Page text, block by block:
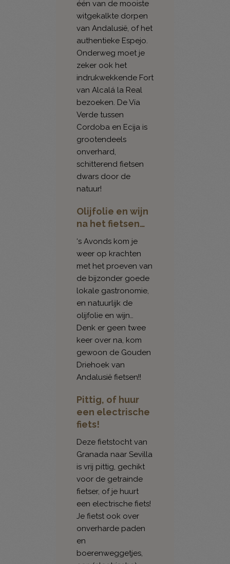
één van de mooiste
witgekalkte dorpen
van Andalusië, of het
authentieke Espejo.
Onderweg moet je
zeker ook het
indrukwekkende Fort
van Alcalá la Real
bezoeken. De Vía
Verde tussen
Cordoba en Ecija is
grootendeels
onverhard,
schitterend fietsen
dwars door de
natuur!
Olijfolie en wijn
na het fietsen…
‘s Avonds kom je
weer op krachten
met het proeven van
de bijzonder goede
lokale gastronomie,
en natuurlijk de
olijfolie en wijn…
Denk er geen twee
keer over na, kom
gewoon de Gouden
Driehoek van
Andalusië fietsen!!
Pittig, of huur
een electrische
fiets!
Deze fietstocht van
Granada naar Sevilla
is vrij pittig, gechikt
voor de getrainde
fietser, of je huurt
een electrische fiets!
Je fietst ook over
onverharde paden
en
boerenweggetjes,